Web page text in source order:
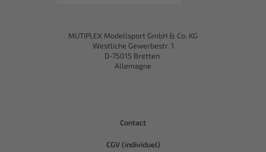
MUTIPLEX Modellsport GmbH & Co. KG
Westliche Gewerbestr. 1
D-75015 Bretten
Allemagne
Contact
CGV (individuel)